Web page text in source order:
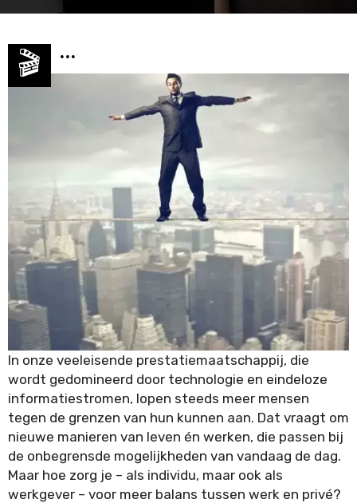
Time Management Processen
Gewoontes
🎬 ...
In onze veeleisende prestatiemaatschappij, die
wordt gedomineerd door technologie en eindeloze
informatiestromen, lopen steeds meer mensen
tegen de grenzen van hun kunnen aan. Dat vraagt om
nieuwe manieren van leven én werken, die passen bij
de onbegrensde mogelijkheden van vandaag de dag.
Maar hoe zorg je – als individu, maar ook als
werkgever – voor meer balans tussen werk en privé?